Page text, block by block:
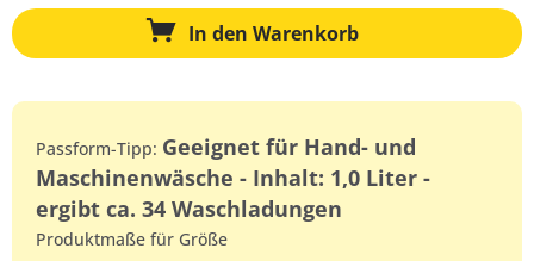
In den Warenkorb
Passform-Tipp: Geeignet für Hand- und
Maschinenwäsche - Inhalt: 1,0 Liter -
ergibt ca. 34 Waschladungen
Produktmaße für Größe